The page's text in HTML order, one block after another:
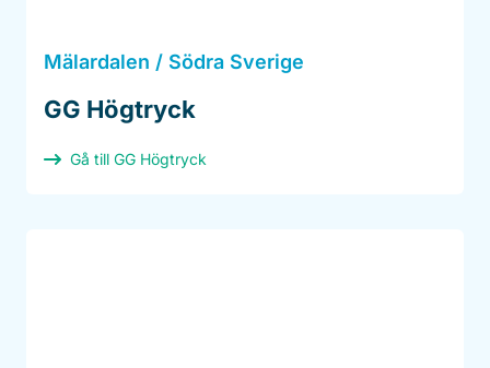
Mälardalen / Södra Sverige
GG Högtryck
Gå till GG Högtryck